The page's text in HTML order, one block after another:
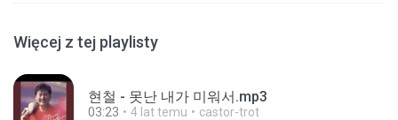
Więcej z tej playlisty
현철 - 못난 내가 미워서.mp3
03:23 4 lat temu castor-trot